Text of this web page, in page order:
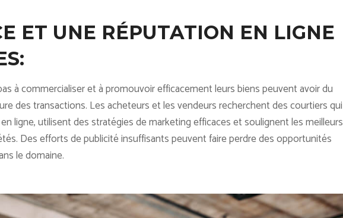
ET UNE RÉPUTATION EN LIGNE
à commercialiser et à promouvoir efficacement leurs biens peuvent avoir du
des transactions. Les acheteurs et les vendeurs recherchent des courtiers qui
ligne, utilisent des stratégies de marketing efficaces et soulignent les meilleurs
Des efforts de publicité insuffisants peuvent faire perdre des opportunités
le domaine.